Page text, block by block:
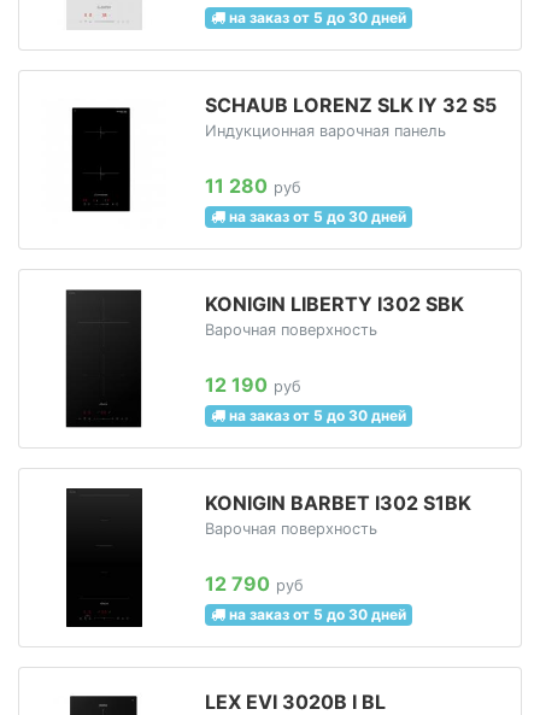
на заказ от 5 до 30 дней
SCHAUB LORENZ SLK IY 32 S5
Индукционная варочная панель
11 280 руб
на заказ от 5 до 30 дней
KONIGIN LIBERTY I302 SBK
Варочная поверхность
12 190 руб
на заказ от 5 до 30 дней
KONIGIN BARBET I302 S1BK
Варочная поверхность
12 790 руб
на заказ от 5 до 30 дней
LEX EVI 3020B I BL